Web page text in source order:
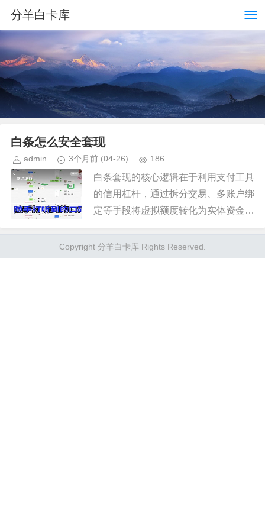
分羊白卡库
白条怎么安全套现
admin 3个月前 (04-26) 186
白条套现的核心逻辑在于利用支付工具
的信用杠杆，通过拆分交易、多账户绑
定等手段将虚拟额度转化为实体资金。
审核盲区，例如通过多个商户账户分批
完成大额支付，或借助第三方平台...
Copyright 分羊白卡库 Rights Reserved.